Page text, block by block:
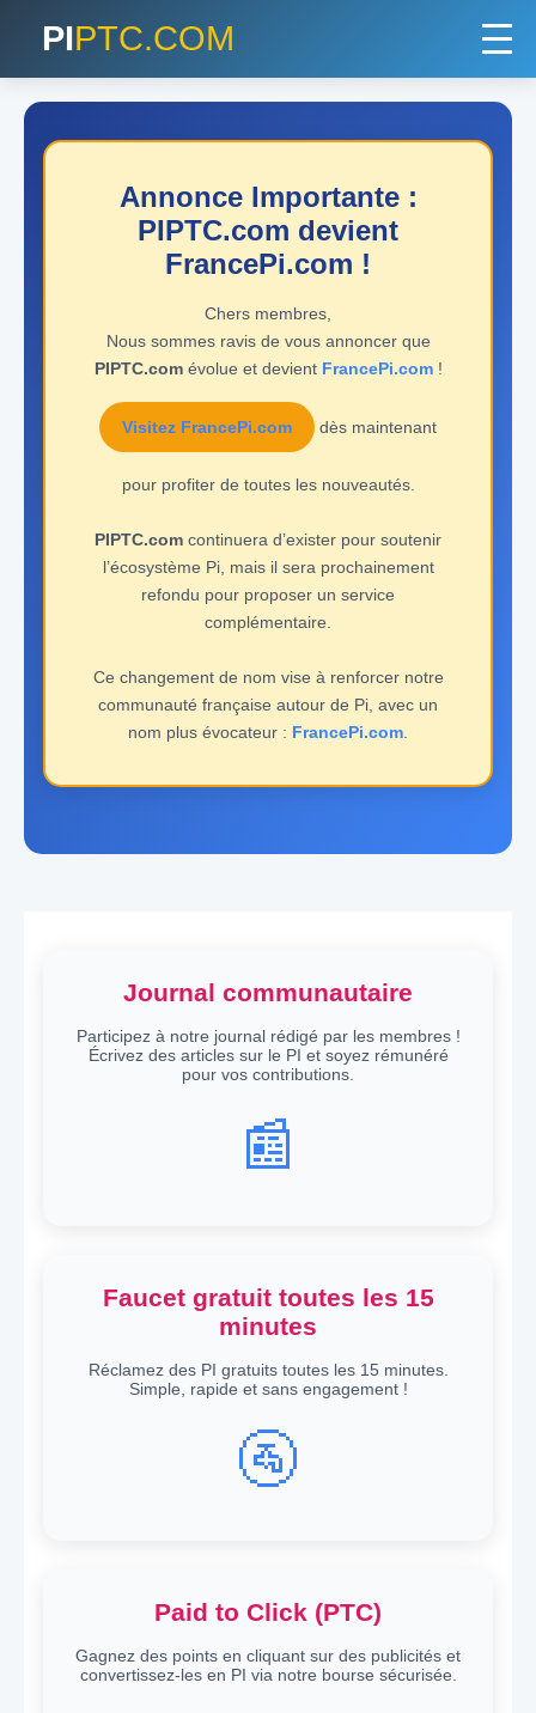
PIPTC.COM
Annonce Importante :
PIPTC.com devient
FrancePi.com !
Chers membres,
Nous sommes ravis de vous annoncer que
PIPTC.comévolue et devient FrancePi.com!
Visitez FrancePi.com dès maintenant
pour profiter de toutes les nouveautés.
PIPTC.com continuera d’exister pour soutenir
l’écosystème Pi, mais il sera prochainement
refondu pour proposer un service
complémentaire.
Ce changement de nom vise à renforcer notre
communauté française autour de Pi, avec un
nom plus évocateur : FrancePi.com
Journal communautaire
Participez à notre journal rédigé par les membres !
Écrivez des articles sur le PI et soyez rémunéré
pour vos contributions.
📰
Faucet gratuit toutes les 15
minutes
Réclamez des PI gratuits toutes les 15 minutes.
Simple, rapide et sans engagement !
🚰
Paid to Click (PTC)
Gagnez des points en cliquant sur des publicités et
convertissez-les en PI via notre bourse sécurisée.